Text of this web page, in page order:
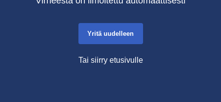
Yritä uudelleen
Tai siirry etusivulle